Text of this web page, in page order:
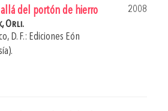
del portón de hierro
2008
Orli.
D. F.: Ediciones Eón